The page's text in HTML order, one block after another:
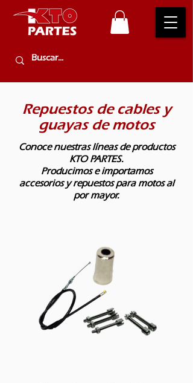
Repuestos de cables y
guayas de motos
Conoce nuestras líneas de productos
KTO PARTES.
Producimos e importamos
accesorios y repuestos para motos al
por mayor.